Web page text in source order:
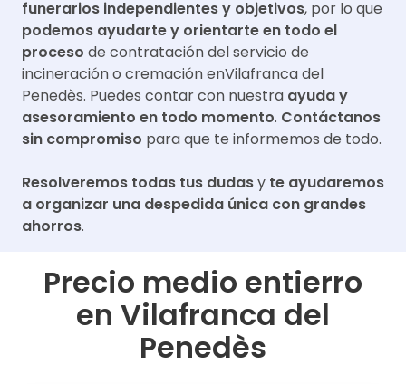
funerarios independientes y objetivos, por lo que
podemos ayudarte y orientarte en todo el
proceso de contratación del servicio de
incineración o cremación enVilafranca del
Penedès. Puedes contar con nuestra ayuda y
asesoramiento en todo momento. Contáctanos
sin compromiso para que te informemos de todo.
Resolveremos todas tus dudasy te ayudaremos
a organizar una despedida única con grandes
ahorros.
Precio medio entierro
en Vilafranca del
Penedès